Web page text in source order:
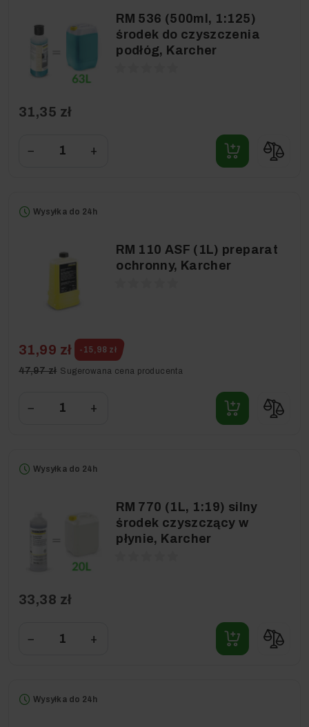
RM 536 (500ml, 1:125)
środek do czyszczenia
podłóg, Karcher
31,35 zł
− +
Wysyłka do 24h
RM 110 ASF (1L) preparat
ochronny, Karcher
31,99 zł -15,98 zł
47,97 zł Sugerowana cena producenta
− +
Wysyłka do 24h
RM 770 (1L, 1:19) silny
środek czyszczący w
płynie, Karcher
33,38 zł
− +
Wysyłka do 24h